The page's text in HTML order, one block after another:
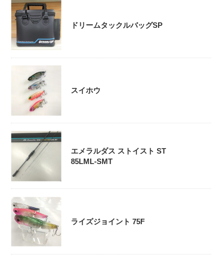
ドリームタックルバッグSP
スイホウ
エメラルダス ストイスト ST
85LML-SMT
ライズジョイント 75F